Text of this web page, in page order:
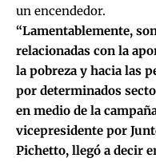
un encendedor.
“Lamentablemente,
relacionadas con la
la pobreza y hacia las
por determinados
en medio de la
vicepresidente por
Pichetto, llegó a decir